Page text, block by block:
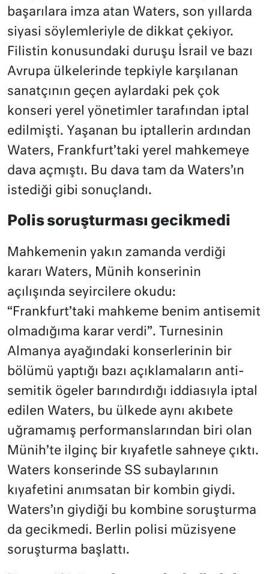
başarılara imza atan Waters, son yıllarda
siyasi söylemleriyle de dikkat çekiyor.
Filistin konusundaki duruşu İsrail ve bazı
Avrupa ülkelerinde tepkiyle karşılanan
sanatçının geçen aylardaki pek çok
konseri yerel yönetimler tarafından iptal
edilmişti. Yaşanan bu iptallerin ardından
Waters, Frankfurt’taki yerel mahkemeye
dava açmıştı. Bu dava tam da Waters’ın
istediği gibi sonuçlandı.
Polis soruşturması gecikmedi
Mahkemenin yakın zamanda verdiği
kararı Waters, Münih konserinin
açılışında seyircilere okudu:
“Frankfurt’taki mahkeme benim antisemit
olmadığıma karar verdi”. Turnesinin
Almanya ayağındaki konserlerinin bir
bölümü yaptığı bazı açıklamaların anti-
semitik ögeler barındırdığı iddiasıyla iptal
edilen Waters, bu ülkede aynı akıbete
uğramamış performanslarından biri olan
Münih’te ilginç bir kıyafetle sahneye çıktı.
Waters konserinde SS subaylarının
kıyafetini anımsatan bir kombin giydi.
Waters’ın giydiği bu kombine soruşturma
da gecikmedi. Berlin polisi müzisyene
soruşturma başlattı.